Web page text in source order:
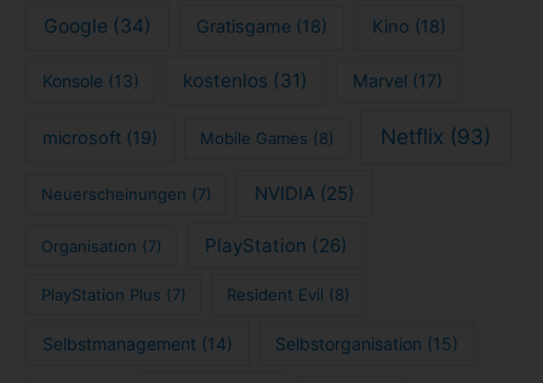
Google (34) Gratisgame (18) Kino (18)
Konsole (13) kostenlos (31) Marvel (17)
microsoft (19) Mobile Games (8) Netflix (93)
Neuerscheinungen (7) NVIDIA (25)
Organisation (7) PlayStation (26)
PlayStation Plus (7) Resident Evil (8)
Selbstmanagement (14) Selbstorganisation (15)